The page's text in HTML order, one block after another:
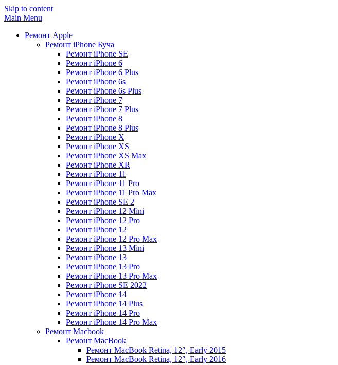
Skip to content
Main Menu
Ремонт Apple
Ремонт iPhone Буча
Ремонт iPhone SE
Ремонт iPhone 6
Ремонт iPhone 6 Plus
Ремонт iPhone 6s
Ремонт iPhone 6s Plus
Ремонт iPhone 7
Ремонт iPhone 7 Plus
Ремонт iPhone 8
Ремонт iPhone 8 Plus
Ремонт iPhone X
Ремонт iPhone XS
Ремонт iPhone XS Max
Ремонт iPhone XR
Ремонт iPhone 11
Ремонт iPhone 11 Pro
Ремонт iPhone 11 Pro Max
Ремонт iPhone SE 2
Ремонт iPhone 12 Mini
Ремонт iPhone 12 Pro
Ремонт iPhone 12
Ремонт iPhone 12 Pro Max
Ремонт iPhone 13 Mini
Ремонт iPhone 13
Ремонт iPhone 13 Pro
Ремонт iPhone 13 Pro Max
Ремонт iPhone SE 2022
Ремонт iPhone 14
Ремонт iPhone 14 Plus
Ремонт iPhone 14 Pro
Ремонт iPhone 14 Pro Max
Ремонт Macbook
Ремонт MacBook
Ремонт MacBook Retina, 12″, Early 2015
Ремонт MacBook Retina, 12″, Early 2016